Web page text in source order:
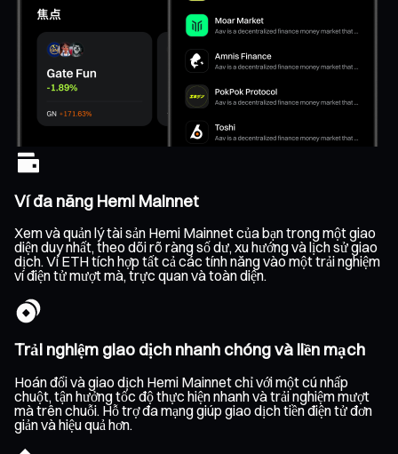
Ví đa năng Hemi Mainnet
Xem và quản lý tài sản Hemi Mainnet của bạn trong một giao
diện duy nhất, theo dõi rõ ràng số dư, xu hướng và lịch sử giao
dịch. Ví ETH tích hợp tất cả các tính năng vào một trải nghiệm
ví điện tử mượt mà, trực quan và toàn diện.
Trải nghiệm giao dịch nhanh chóng và liền mạch
Hoán đổi và giao dịch Hemi Mainnet chỉ với một cú nhấp
chuột, tận hưởng tốc độ thực hiện nhanh và trải nghiệm mượt
mà trên chuỗi. Hỗ trợ đa mạng giúp giao dịch tiền điện tử đơn
giản và hiệu quả hơn.